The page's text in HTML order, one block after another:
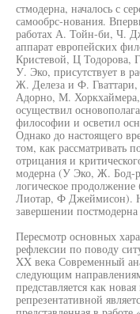
стмодерна, началось с
самообрс-нования.
работах А. Тойн-би, Ч.
аппарат европейских
Кристевой, Ц
У. Эко, присутствует в
Ж. Делеза и Ф. Гваттари,
Адорно, М.
осуществил
философии и осветил
Однако до настоящего
том, как рассматривать
отрицания и
модерна (У Эко, Ж. Бод-
логическое
Лиотар, Ф Джеймисон).
завершении постмодерна
Пересмотр основных
рефлексии по поводу
XX века Современный
следующим
представляется как
репрезентативной